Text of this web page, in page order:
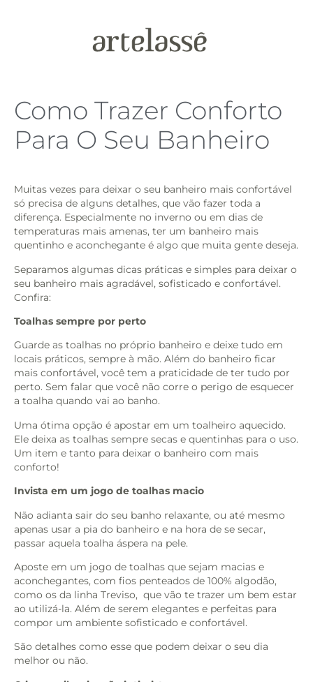
Como Trazer Conforto
Para O Seu Banheiro
Muitas vezes para deixar o seu banheiro mais confortável
só precisa de alguns detalhes, que vão fazer toda a
diferença. Especialmente no inverno ou em dias de
temperaturas mais amenas, ter um banheiro mais
quentinho e aconchegante é algo que muita gente deseja.
Separamos algumas dicas práticas e simples para deixar o
seu banheiro mais agradável, sofisticado e confortável.
Confira:
Toalhas sempre por perto
Guarde as toalhas no próprio banheiro e deixe tudo em
locais práticos, sempre à mão. Além do banheiro ficar
mais confortável, você tem a praticidade de ter tudo por
perto. Sem falar que você não corre o perigo de esquecer
a toalha quando vai ao banho.
Uma ótima opção é apostar em um toalheiro aquecido.
Ele deixa as toalhas sempre secas e quentinhas para o uso.
Um item e tanto para deixar o banheiro com mais
conforto!
Invista em um jogo de toalhas macio
Não adianta sair do seu banho relaxante, ou até mesmo
apenas usar a pia do banheiro e na hora de se secar,
passar aquela toalha áspera na pele.
Aposte em um jogo de toalhas que sejam macias e
aconchegantes, com fios penteados de 100% algodão,
como os da linha Treviso, que vão te trazer um bem estar
ao utilizá-la. Além de serem elegantes e perfeitas para
compor um ambiente sofisticado e confortável.
São detalhes como esse que podem deixar o seu dia
melhor ou não.